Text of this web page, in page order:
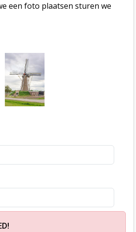
een foto plaatsen sturen we